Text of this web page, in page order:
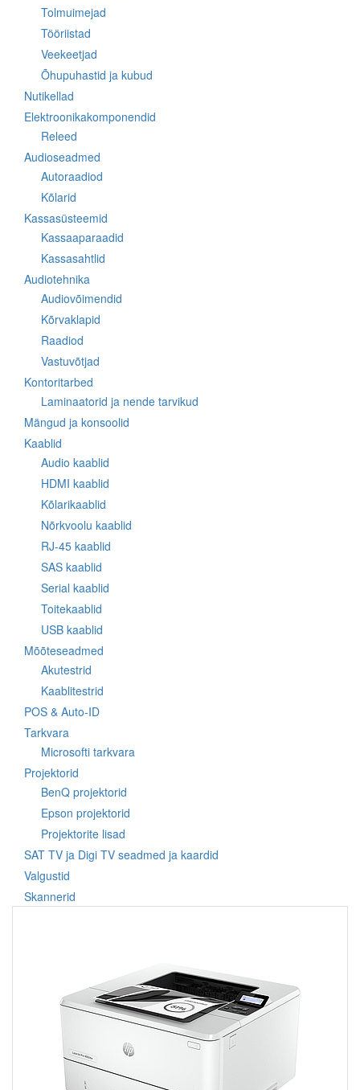
Tolmuimejad
Tööriistad
Veekeetjad
Õhupuhastid ja kubud
Nutikellad
Elektroonikakomponendid
Releed
Audioseadmed
Autoraadiod
Kõlarid
Kassasüsteemid
Kassaaparaadid
Kassasahtlid
Audiotehnika
Audiovõimendid
Kõrvaklapid
Raadiod
Vastuvõtjad
Kontoritarbed
Laminaatorid ja nende tarvikud
Mängud ja konsoolid
Kaablid
Audio kaablid
HDMI kaablid
Kõlarikaablid
Nõrkvoolu kaablid
RJ-45 kaablid
SAS kaablid
Serial kaablid
Toitekaablid
USB kaablid
Mõõteseadmed
Akutestrid
Kaablitestrid
POS & Auto-ID
Tarkvara
Microsofti tarkvara
Projektorid
BenQ projektorid
Epson projektorid
Projektorite lisad
SAT TV ja Digi TV seadmed ja kaardid
Valgustid
Skannerid